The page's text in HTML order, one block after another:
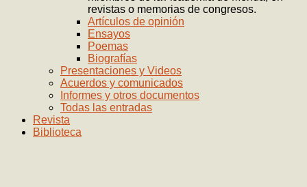
revistas o memorias de congresos.
Artículos de opinión
Ensayos
Poemas
Biografías
Presentaciones y Videos
Acuerdos y comunicados
Informes y otros documentos
Todas las entradas
Revista
Biblioteca